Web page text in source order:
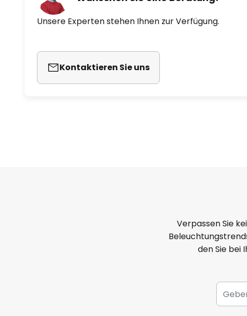
Unsere Experten stehen Ihnen zur Verfügung.
Kontaktieren Sie uns
Verpassen Sie
den Sie bei